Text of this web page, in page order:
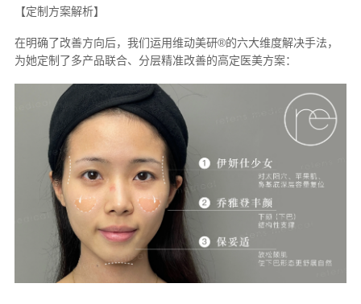
【定制方案解析】
在明确了改善方向后，我们运用维动美研®的六大维度解决手法，
为她定制了多产品联合、分层精准改善的高定医美方案：